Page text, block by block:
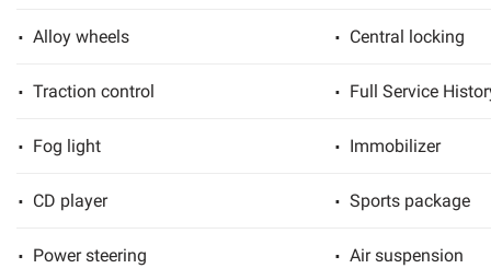
Alloy wheels Central locking
Traction control Full Service
Fog light Immobilizer
CD player Sports package
Power steering Air suspension
Needed cookies
Preferences cookies